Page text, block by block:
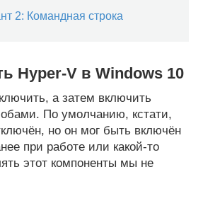
2: Командная строка
Hyper-V в Windows 10
а затем включить
По умолчанию, кстати,
но он мог быть включён
при работе или какой-то
этот компоненты мы не